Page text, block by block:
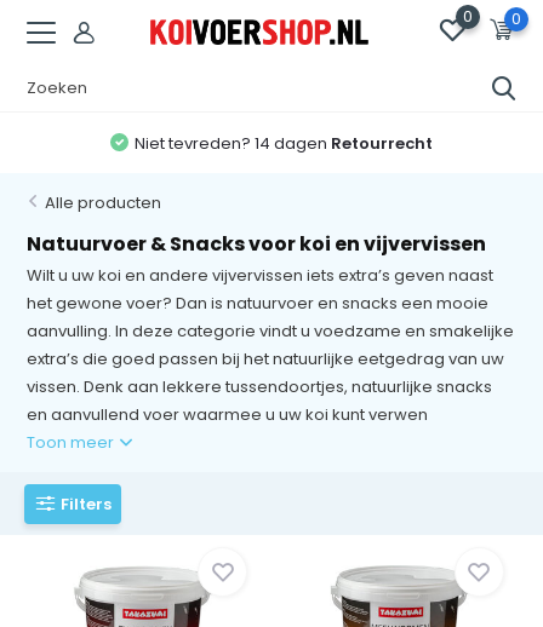
0 0
Gratis Verzendingvanaf 50,- (NL) en 75,- (BE/DE)
Alle producten
Natuurvoer & Snacks voor koi en vijvervissen
Wilt u uw koi en andere vijvervissen iets extra’s geven naast
het gewone voer? Dan is natuurvoer en snacks een mooie
aanvulling. In deze categorie vindt u voedzame en smakelijke
extra’s die goed passen bij het natuurlijke eetgedrag van uw
vissen. Denk aan lekkere tussendoortjes, natuurlijke snacks
en aanvullend voer waarmee u uw koi kunt verwen
Toon meer
Filters